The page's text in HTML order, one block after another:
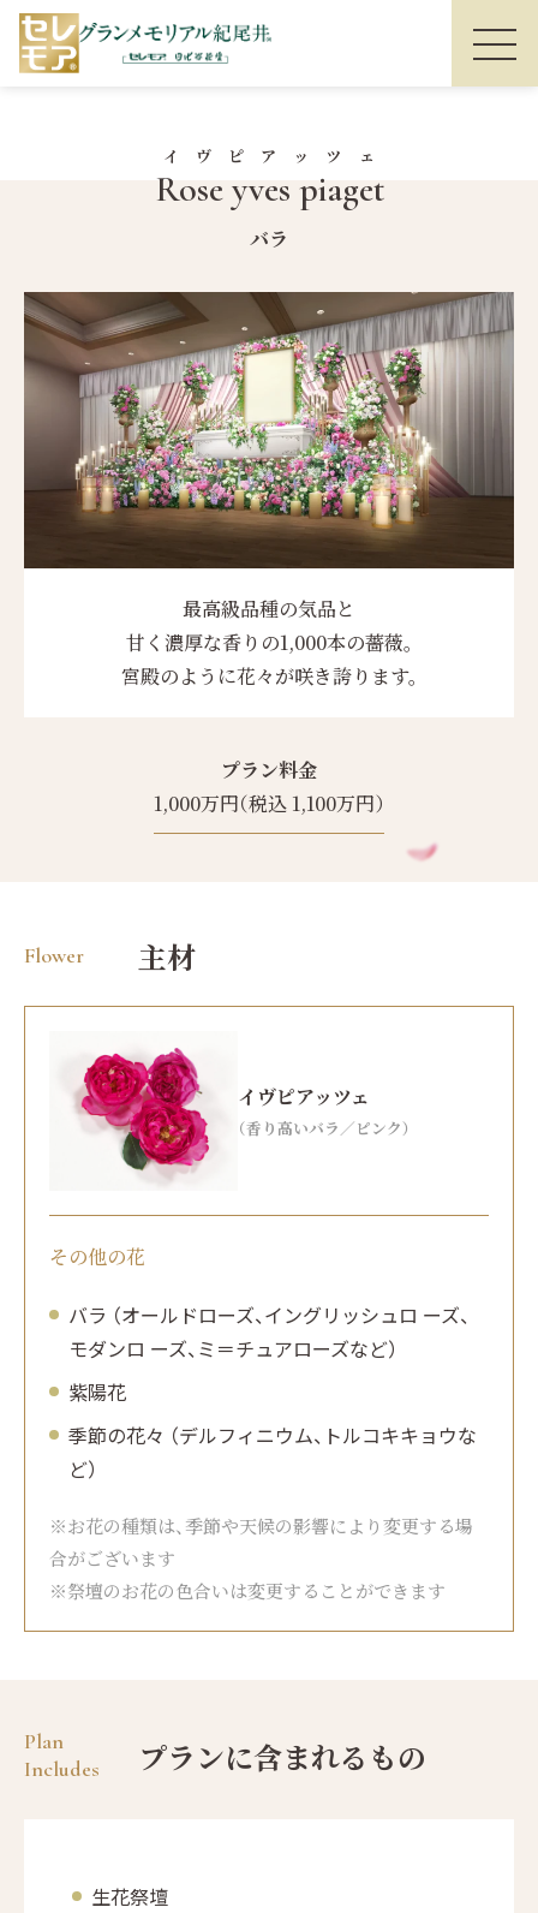
Rose yves piaget
イヴピアッツェ
バラ
最高級品種の気品と
甘く濃厚な香りの1,000本の薔薇。
宮殿のように花々が咲き誇ります。
プラン料金
1,000万円（税込 1,100万円）
Flower 主材
イヴピアッツェ
（香り高いバラ／ピンク）
その他の花
バラ （オールドローズ、イングリッシュロ ーズ、
モダンロ ーズ、ミ＝チュアローズなど）
紫陽花
季節の花々 （デルフィニウム、トルコキキョウな
ど）
※お花の種類は、季節や天候の影響により変更する場
合がございます
※祭壇のお花の色合いは変更することができます
Plan
Includes
プランに含まれるもの
生花祭壇